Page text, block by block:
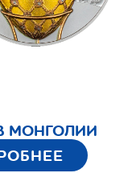
МОНГОЛИИ